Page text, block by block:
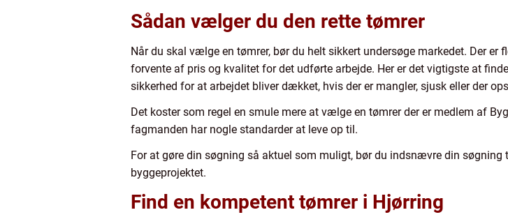
Sådan vælger du den rette tømrer
Når du skal vælge en tømrer, bør du helt sikkert undersøge markedet. Der er
forvente af pris og kvalitet for det udførte arbejde. Her er det vigtigste at
sikkerhed for at arbejdet bliver dækket, hvis der er mangler, sjusk eller der
Det koster som regel en smule mere at vælge en tømrer der er medlem af
fagmanden har nogle standarder at leve op til.
For at gøre din søgning så aktuel som muligt, bør du indsnævre din søgning
byggeprojektet.
Find en kompetent tømrer i Hjørring